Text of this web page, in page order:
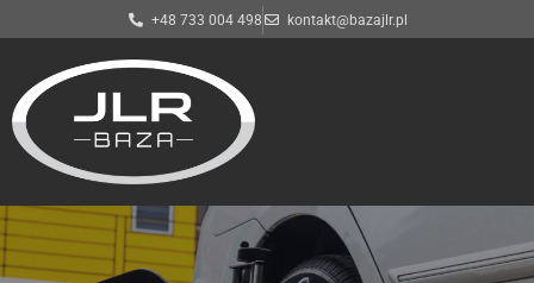
Przejdź
do
treści
+48 733 004 498 kontakt@bazajlr.pl